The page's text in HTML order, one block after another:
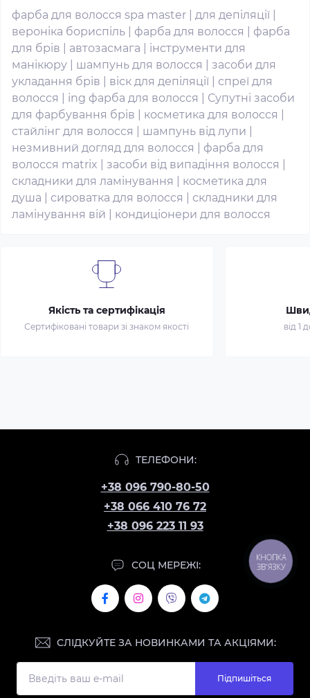
фарба для волосся spa master для депіляції
вероніка бориспіль
фарба для волосся
фарба
для брів
автозасмага
інструменти для
манікюру
шампунь для волосся
засоби для
укладання брів
віск для депіляції
спреї для
волосся
ing фарба для волосся
Супутні засоби
для фарбування брів
косметика для волосся
стайлінг для волосся
шампунь від лупи
незмивний догляд для волосся
фарба для
волосся matrix
засоби від випадіння волосся
складники для ламінування
косметика для
душа
сироватка для волосся
складники для
ламінування вій
кондиціонери для волосся
Якість та сертифікація
Сертифіковані товари зі знаком якості від 1
ТЕЛЕФОНИ:
+38 096 790-80-50
+38 066 410 76 72
+38 096 223 11 93
СОЦ МЕРЕЖІ:
СЛІДКУЙТЕ ЗА НОВИНКАМИ ТА АКЦІЯМИ:
Підпишіться
КНОПКА
ЗВ'ЯЗКУ